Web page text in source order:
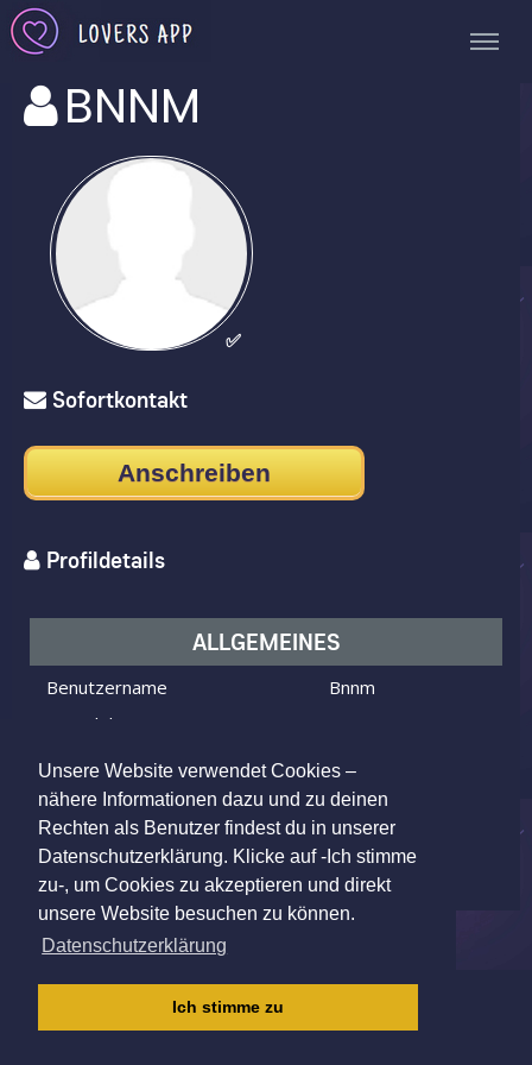
Unsere Website verwendet Cookies –
nähere Informationen dazu und zu deinen
Rechten als Benutzer findest du in unserer
Datenschutzerklärung. Klicke auf -Ich stimme
zu-, um Cookies zu akzeptieren und direkt
unsere Website besuchen zu können.
Datenschutzerklärung
Ich stimme zu
BNNM
✅
Sofortkontakt
Anschreiben
Profildetails
ALLGEMEINES
Benutzername
Bnnm
Ich bin
Ich suche
eine Frau
Alter
38 Jahre alt
Wohnort
Cologne, NW, Germany
|AGB|DATENSCHUTZ
KINDERSCHUTZRICHTLINIE